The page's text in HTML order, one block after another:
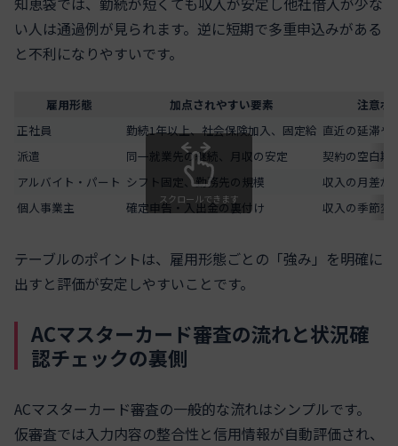
い人は通過例が見られます。逆に短期で多重申込みがある
と不利になりやすいです。
雇用形態 加点されやすい要素
注意ポ
正社員
勤続1年以上、社会保険加入、固定給 直近の延滞や
派遣
同一就業先の継続、月収の安定
契約の空白期
アルバイト・パート シフト固定、勤務先の規模
収入の月差が
個人事業主
確定申告・入出金の裏付け 収入の季節変
スクロールできます
テーブルのポイントは、雇用形態ごとの「強み」を明確に
出すと評価が安定しやすいことです。
ACマスターカード審査の流れと状況確
認チェックの裏側
ACマスターカード審査の一般的な流れはシンプルです。
仮審査では入力内容の整合性と信用情報が自動評価され、